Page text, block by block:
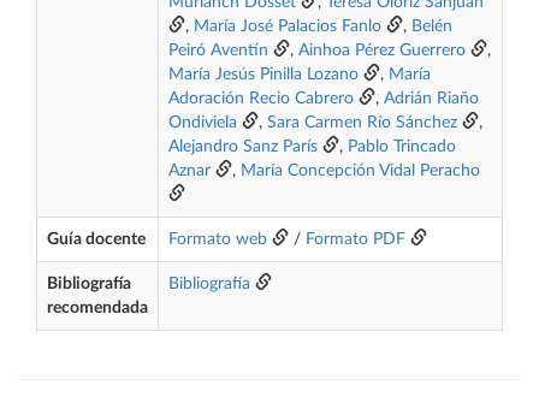
, María José Palacios Fanlo , Belén
Peiró Aventín
, Ainhoa Pérez Guerrero
,
María Jesús Pinilla Lozano
, María
Adoración Recio Cabrero
, Adrián Riaño
Ondiviela
, Sara Carmen Río Sánchez
,
Alejandro Sanz París
, Pablo Trincado
Aznar
, María Concepción Vidal Peracho
Guía docente Formato web / Formato PDF
Bibliografía
recomendada
Bibliografía